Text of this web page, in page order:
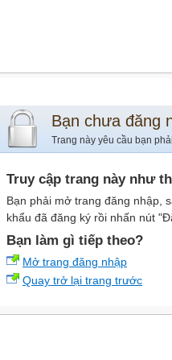
Bạn chưa đăng
Trang này yêu cầu bạn
Truy cập trang này như
Bạn phải mở trang đăng nhập,
khẩu đã đăng ký rồi nhấn nút
Bạn làm gì tiếp theo?
Mở trang đăng nhập
Quay trở lại trang trước